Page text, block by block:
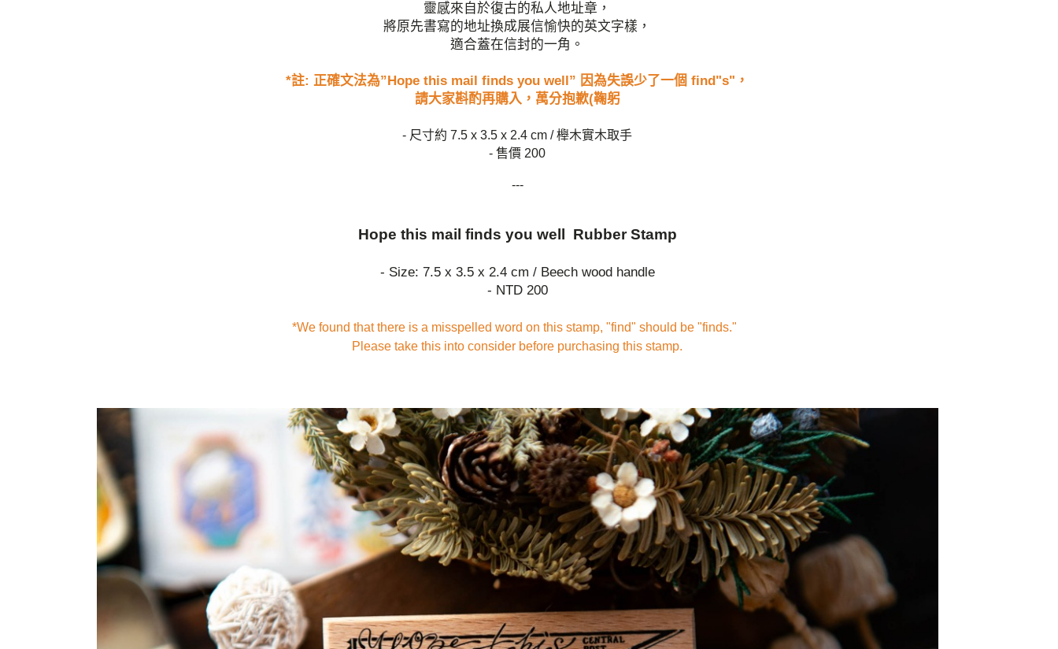
靈感來自於復古的私人地址章，
將原先書寫的地址換成展信愉快的英文字樣，
適合蓋在信封的一角。
*註: 正確文法為”Hope this mail finds you well” 因為失誤少了一個 find"s"，
請大家斟酌再購入，萬分抱歉(鞠躬
- 尺寸約 7.5 x 3.5 x 2.4 cm / 櫸木實木取手
- 售價 200
---
Hope this mail finds you well Rubber Stamp
- Size: 7.5 x 3.5 x 2.4 cm / Beech wood handle
- NTD 200
*We found that there is a misspelled word on this stamp, "find" should be "finds."
Please take this into consider before purchasing this stamp.